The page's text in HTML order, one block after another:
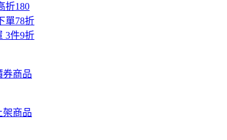
折180
單78折
3件9折
券商品
架商品